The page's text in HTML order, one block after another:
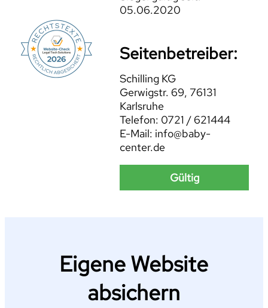
05.06.2020
Seitenbetreiber:
Schilling KG
Gerwigstr. 69, 76131
Karlsruhe
Telefon: 0721 / 621444
E-Mail: info@baby-
center.de
Gültig
Eigene Website
absichern